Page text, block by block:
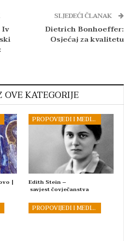
Iv
SLJEDEĆI ČLANAK
Dietrich Bonhoeffer:
Osjećaj za kvalitetu
KATEGORIJE
|
PROPOVIJEDI I MEDITACIJE
Edith Stein –
savjest čovječanstva
PROPOVIJEDI I MEDITACIJE